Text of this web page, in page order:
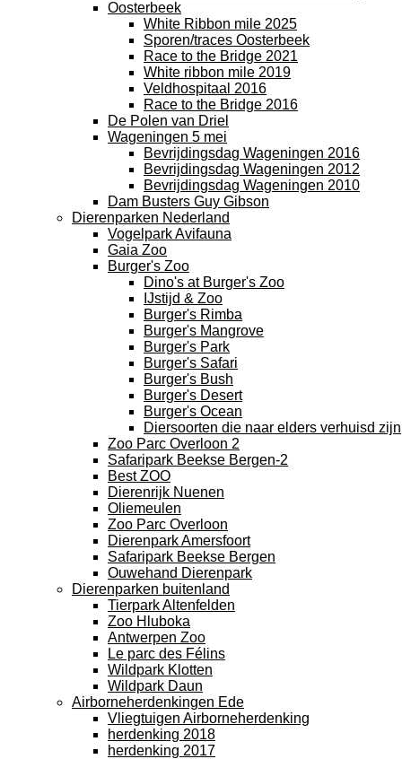
Oosterbeek
White Ribbon mile 2025
Sporen/traces Oosterbeek
Race to the Bridge 2021
White ribbon mile 2019
Veldhospitaal 2016
Race to the Bridge 2016
De Polen van Driel
Wageningen 5 mei
Bevrijdingsdag Wageningen 2016
Bevrijdingsdag Wageningen 2012
Bevrijdingsdag Wageningen 2010
Dam Busters Guy Gibson
Dierenparken Nederland
Vogelpark Avifauna
Gaia Zoo
Burger's Zoo
Dino's at Burger's Zoo
IJstijd & Zoo
Burger's Rimba
Burger's Mangrove
Burger's Park
Burger's Safari
Burger's Bush
Burger's Desert
Burger's Ocean
Diersoorten die naar elders verhuisd zijn
Zoo Parc Overloon 2
Safaripark Beekse Bergen-2
Best ZOO
Dierenrijk Nuenen
Oliemeulen
Zoo Parc Overloon
Dierenpark Amersfoort
Safaripark Beekse Bergen
Ouwehand Dierenpark
Dierenparken buitenland
Tierpark Altenfelden
Zoo Hluboka
Antwerpen Zoo
Le parc des Félins
Wildpark Klotten
Wildpark Daun
Airborneherdenkingen Ede
Vliegtuigen Airborneherdenking
herdenking 2018
herdenking 2017